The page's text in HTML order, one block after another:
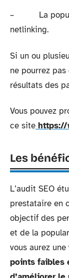
– La
netlinking.
Si un ou
ne pourrez
résultats des
Vous pouvez
ce site https://
Les
L’audit SEO
prestataire en
objectif des
et de la
vous aurez
points faibles